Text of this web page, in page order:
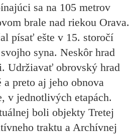
sa na 105 metrov
brale nad riekou Orava.
písať ešte v 15. storočí
syna. Neskôr hrad
Udržiavať obrovský hrad
a preto aj jeho obnova
v jednotlivých etapách.
boli objekty Tretej
traktu a Archívnej